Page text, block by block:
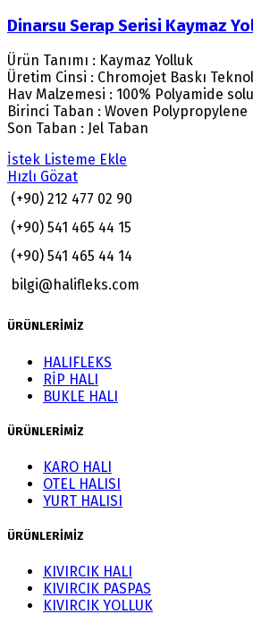
Dinarsu Serap Serisi Kaymaz
Ürün Tanımı : Kaymaz Yolluk
Üretim Cinsi : Chromojet Baskı
Hav Malzemesi : 100% Polyamide
Birinci Taban : Woven Polypropylene
Son Taban : Jel Taban
İstek Listeme Ekle
Hızlı Gözat
(+90) 212 477 02 90
(+90) 541 465 44 15
(+90) 541 465 44 14
bilgi@halifleks.com
ÜRÜNLERİMİZ
HALIFLEKS
RİP HALI
BUKLE HALI
ÜRÜNLERİMİZ
KARO HALI
OTEL HALISI
YURT HALISI
ÜRÜNLERİMİZ
KIVIRCIK HALI
KIVIRCIK PASPAS
KIVIRCIK YOLLUK